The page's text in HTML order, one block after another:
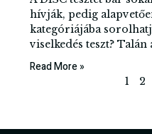
hívják, pedig
kategóriájába
viselkedés teszt?
Read More »
1 2